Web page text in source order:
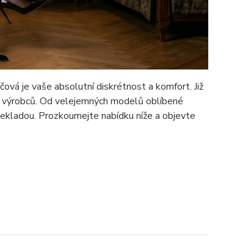
je vaše absolutní diskrétnost a komfort. Již
Od velejemných modelů oblíbené
Prozkoumejte nabídku níže a objevte